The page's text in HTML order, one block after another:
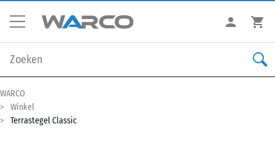
WARCO
Winkel
Terrastegel Classic